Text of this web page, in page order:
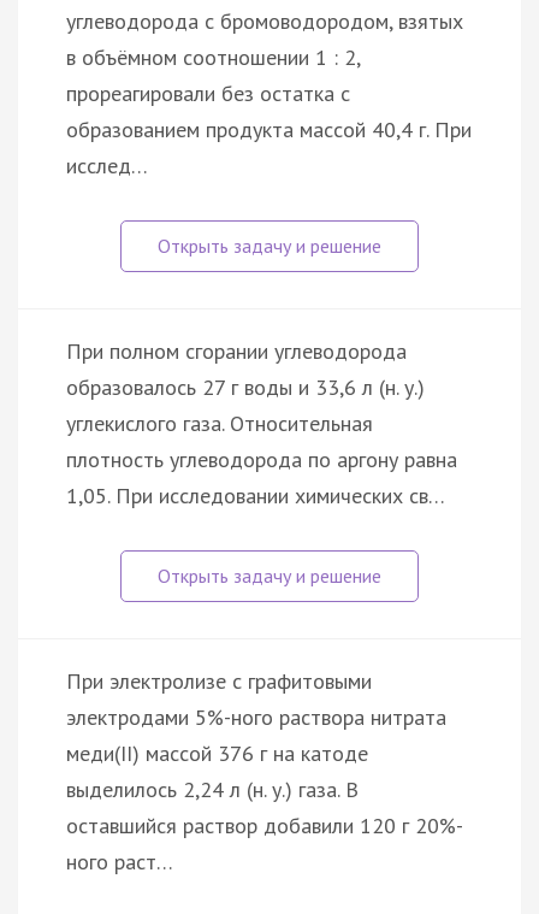
углеводорода с бромоводородом, взятых
в объёмном соотношении 1 : 2,
прореагировали без остатка с
образованием продукта массой 40,4 г. При
исслед…
При полном сгорании углеводорода
образовалось 27 г воды и 33,6 л (н. у.)
углекислого газа. Относительная
плотность углеводорода по аргону равна
1,05. При исследовании химических св…
При электролизе с графитовыми
электродами 5%-ного раствора нитрата
меди(II) массой 376 г на катоде
выделилось 2,24 л (н. у.) газа. В
оставшийся раствор добавили 120 г 20%-
ного раст…